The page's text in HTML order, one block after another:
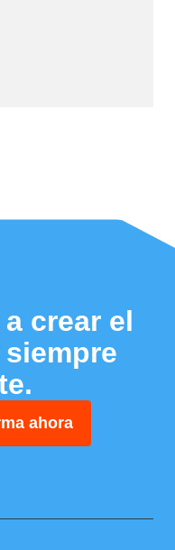
crear el
ahora